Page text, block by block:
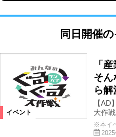
同日開催
イベント
「
そん
ら解
【AD
大作
※本イ